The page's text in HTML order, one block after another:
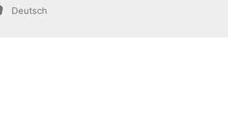
Deutsch